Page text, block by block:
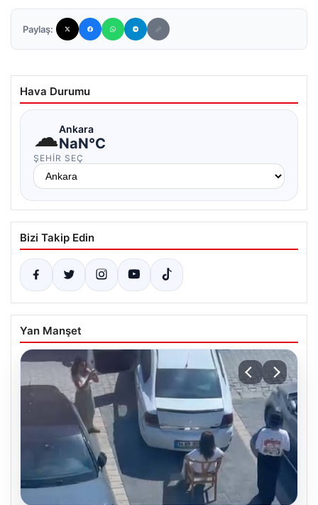
Paylaş:
Hava Durumu
☁Ankara
NaN°C
ŞEHIR SEÇ
Bizi Takip Edin
Yan Manşet